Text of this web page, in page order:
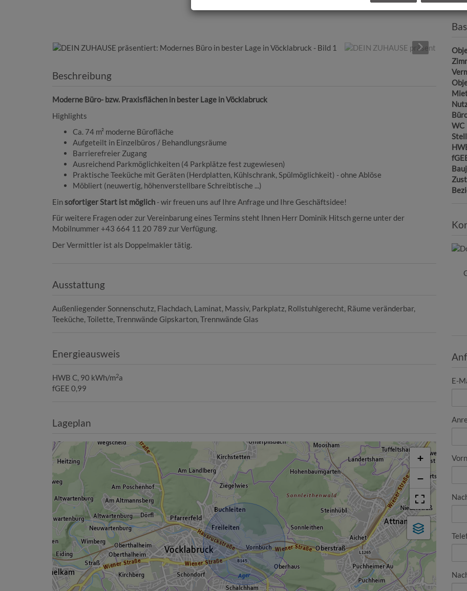
Beschreibung
Moderne Büro- bzw. Praxisflächen in bester Lage in Vöcklabruck
Highlights
Ca. 74 m² moderne Bürofläche
Aufgeteilt in Einzelbüros / Behandlungsräume
Barrierefreier Zugang
Ausreichend Parkmöglichkeiten (4 Parkplätze fest zugewiesen)
Praktische Teeküche mit Geräten (Herdplatten, Kühlschrank, Spülmöglichkeit) - ohne Ablöse
Möbliert (neuwertig, höhenverstellbare Schreibtische ...)
Einsofortiger Start ist möglich - wir freuen uns auf Ihre Anfrage und Ihre Geschäftsidee!
Für weitere Fragen oder zur Vereinbarung eines Termins steht Ihnen Herr Dominik Hitsch gerne unter der
Mobilnummer +43 664 11 20 789 zur Verfügung.
Der Vermittler ist als Doppelmakler tätig.
Ausstattung
Außenliegender Sonnenschutz Flachdach Laminat Massiv Parkplatz Rollstuhlgerecht Räume veränderbar
Teeküche Toilette Trennwände Gipskarton Trennwände Glas
Energieausweis
HWB C, 90 kWh/m2a
fGEE 0,99
Lageplan
+
−
WC
E-